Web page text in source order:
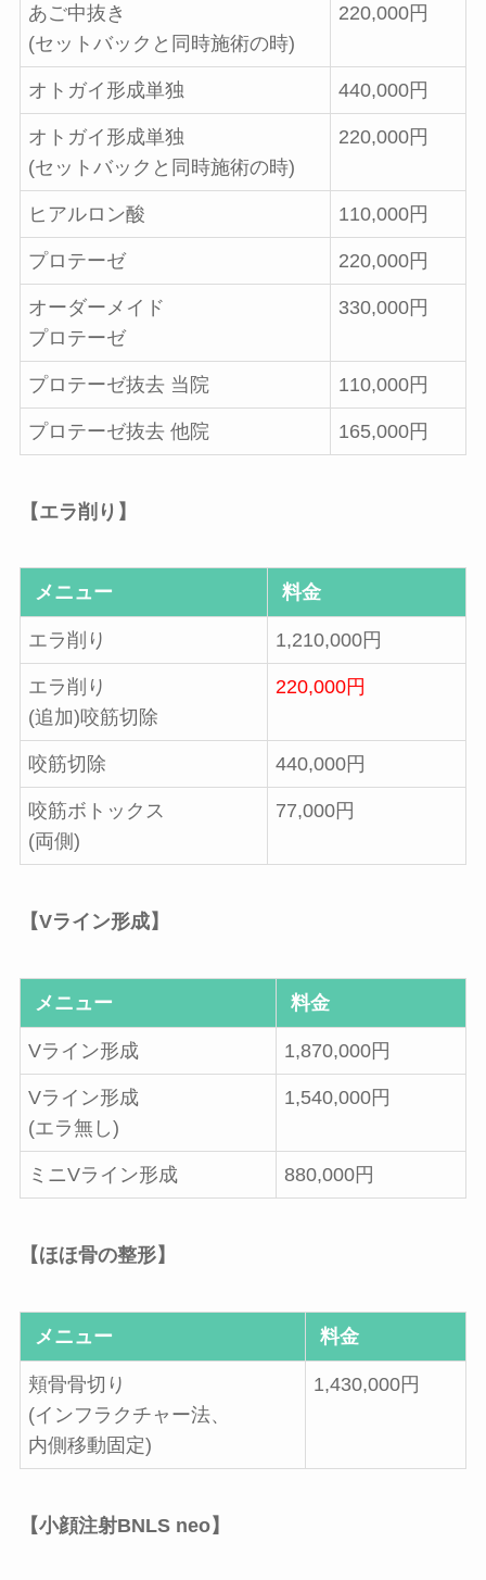
あご中抜き
(セットバックと同時施術の時)
220,000円
オトガイ形成単独 440,000円
オトガイ形成単独
(セットバックと同時施術の時)
220,000円
ヒアルロン酸 110,000円
プロテーゼ 220,000円
オーダーメイド
プロテーゼ
330,000円
プロテーゼ抜去 当院 110,000円
プロテーゼ抜去 他院 165,000円
【エラ削り】
メニュー 料金
エラ削り 1,210,000円
エラ削り
(追加)咬筋切除
220,000円
咬筋切除 440,000円
咬筋ボトックス
(両側)
77,000円
【Vライン形成】
メニュー 料金
Vライン形成 1,870,000円
Vライン形成
(エラ無し)
1,540,000円
ミニVライン形成 880,000円
【ほほ骨の整形】
メニュー 料金
頬骨骨切り
(インフラクチャー法、
内側移動固定)
1,430,000円
【小顔注射BNLS neo】